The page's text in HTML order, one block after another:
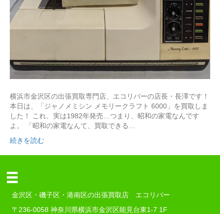
横浜市金沢区の出張買取専門店、エコリバーの店長・長澤です！
本日は、「ジャノメミシン メモリークラフト 6000」を買取しま
した！ これ、実は1982年発売…つまり、昭和の家電なんです
よ。 「昭和の家電なんて、買取できる…
続きを読む
金沢区・磯子区・港南区の出張買取店 エコリバー
〒236-0058 神奈川県横浜市金沢区能見台東1-7 1F